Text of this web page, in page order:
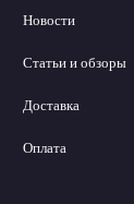
Новости
Статьи и обзоры
Доставка
Оплата